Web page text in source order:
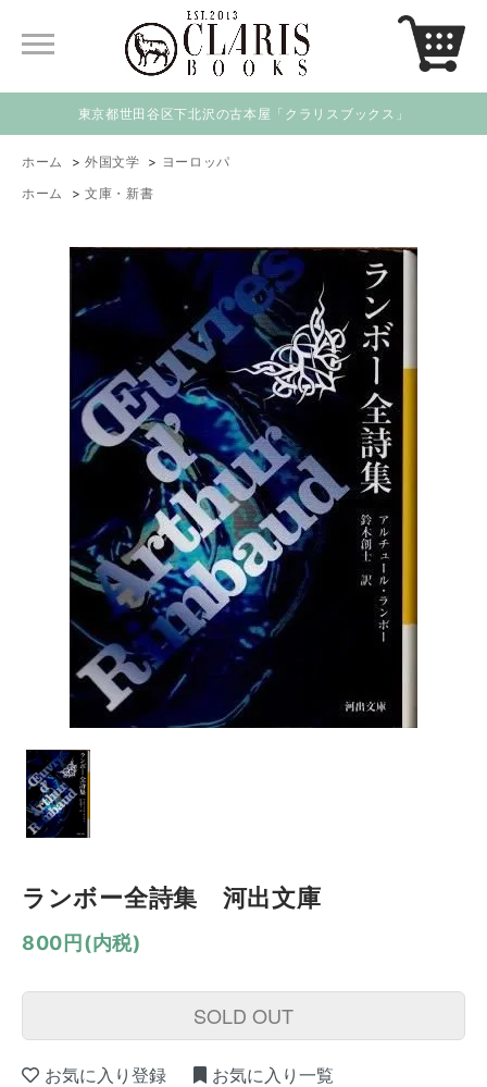
東京都世田谷区下北沢の古本屋「クラリスブックス」
ホーム > 外国文学 > ヨーロッパ
ホーム
> 文庫・新書
ランボー全詩集 河出文庫
800円(内税)
SOLD OUT
お気に入り登録 お気に入り一覧